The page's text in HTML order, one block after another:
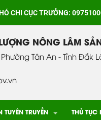
CHI CỤC TRƯỞNG:
NÔNG LÂM
Tân An - Tỉnh Đắk
TUYÊN TRUYỀN THỦ